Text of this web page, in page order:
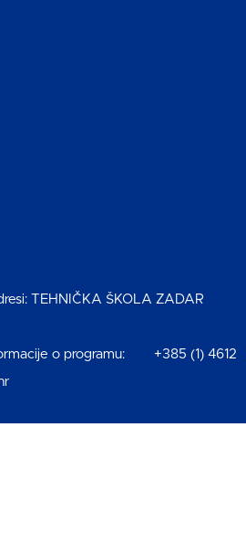
TEHNIČKA ŠKOLA ZADAR
o programu: +385 (1) 4612